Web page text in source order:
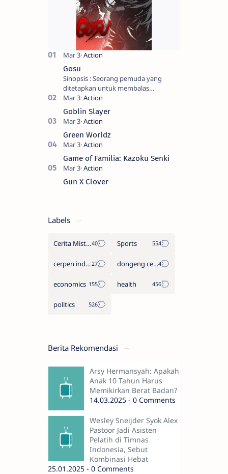
Gosu
Sinopsis : Seorang pemuda yang
ditetapkan untuk membalas
masternya, seorang seniman bela diri
kuat sekali yang dikhianati oleh anak
buahn…
Goblin Slayer
Green Worldz
Game of Familia: Kazoku Senki
Gun X Clover
Labels
Cerita Misteri Sports
cerpen indonesia dongeng cerita legenda
economics health
politics
Berita Rekomendasi
Arsy Hermansyah: Apakah
Anak 10 Tahun Harus
Memikirkan Berat Badan?
14.03.2025 - 0 Comments
Wesley Sneijder Syok Alex
Pastoor Jadi Asisten
Pelatih di Timnas
Indonesia, Sebut
Kombinasi Hebat
25.01.2025 - 0 Comments